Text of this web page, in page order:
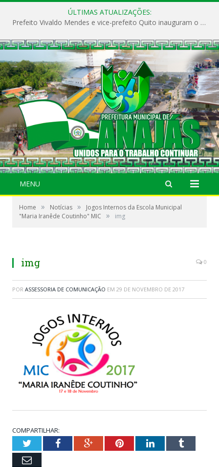
ÚLTIMAS ATUALIZAÇÕES:
Prefeito Vivaldo Mendes e vice-prefeito Quito inauguram o CAPS e fortalecem a saúde pública em Anajás.
MENU
Home » Notícias »
Jogos Internos da Escola Municipal
"Maria Iranêde Coutinho" MIC
» img
img 0
POR ASSESSORIA DE COMUNICAÇÃO EM 29 DE NOVEMBRO DE 2017
COMPARTILHAR:
TwitterFacebookGoogle+PinterestLinkedInTumblr
Email